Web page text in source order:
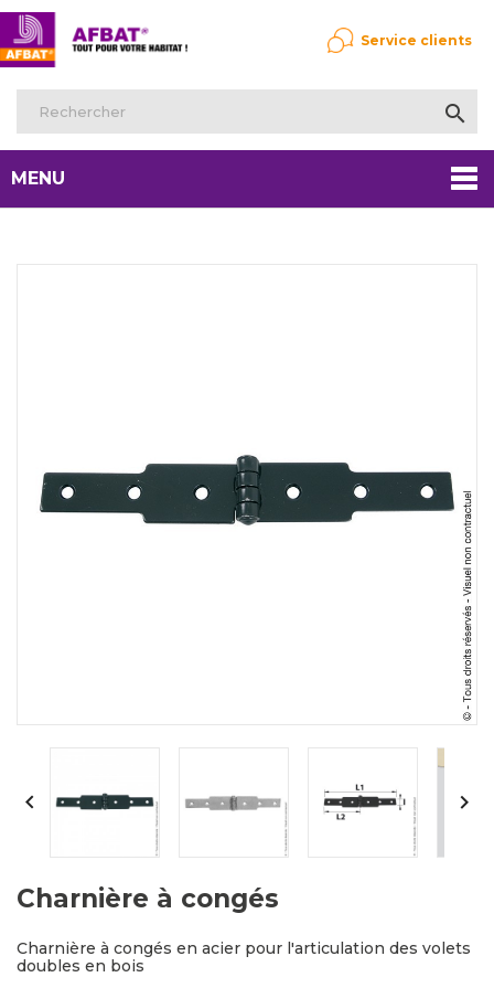

Service clients
MENU
 
Charnière à congés
Charnière à congés en acier pour l'articulation des volets
doubles en bois